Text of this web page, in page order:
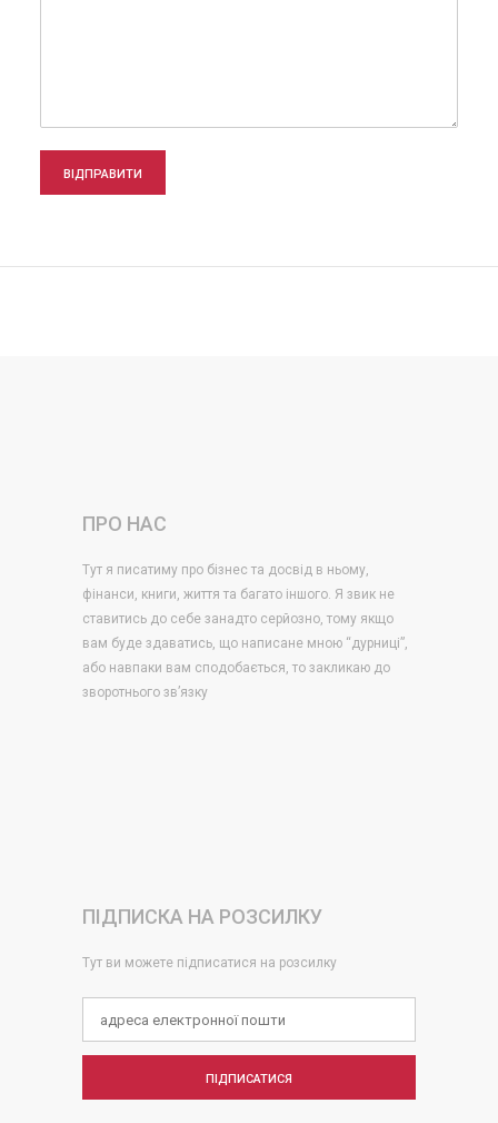
ВІДПРАВИТИ
ПРО НАС
Тут я писатиму про бізнес та досвід в ньому,
фінанси, книги, життя та багато іншого. Я звик не
ставитись до себе занадто серйозно, тому якщо
вам буде здаватись, що написане мною “дурниці”,
або навпаки вам сподобається, то закликаю до
зворотнього зв’язку
ПІДПИСКА НА РОЗСИЛКУ
Тут ви можете підписатися на розсилку